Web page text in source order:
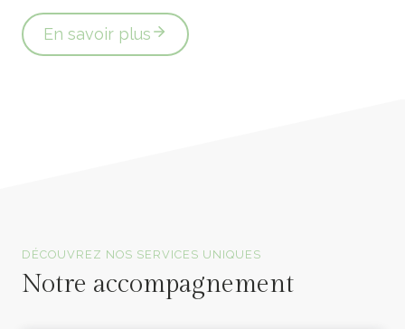
En savoir plus
DÉCOUVREZ NOS SERVICES UNIQUES
Notre accompagnement